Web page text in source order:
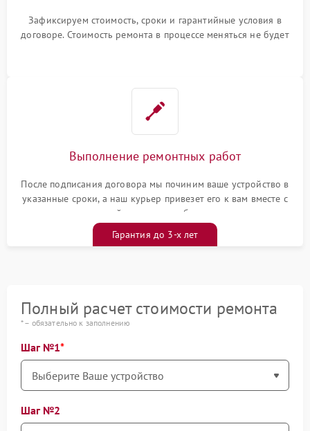
Зафиксируем стоимость, сроки и гарантийные условия в
договоре. Стоимость ремонта в процессе меняться не будет
Выполнение ремонтных работ
После подписания договора мы починим ваше устройство в
указанные сроки, а наш курьер привезет его к вам вместе с
гарантийным талоном бесплатно
Гарантия до 3-х лет
Полный расчет стоимости ремонта
* – обязательно к заполнению
Шаг №1
Шаг №2